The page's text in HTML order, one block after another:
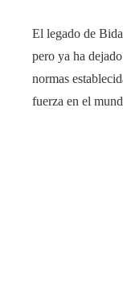
El legado de
pero ya ha
normas
fuerza en el